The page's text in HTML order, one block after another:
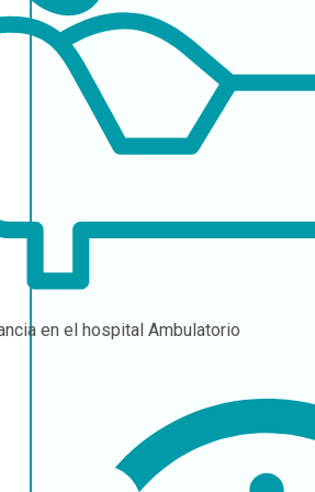
en el hospital Ambulatorio